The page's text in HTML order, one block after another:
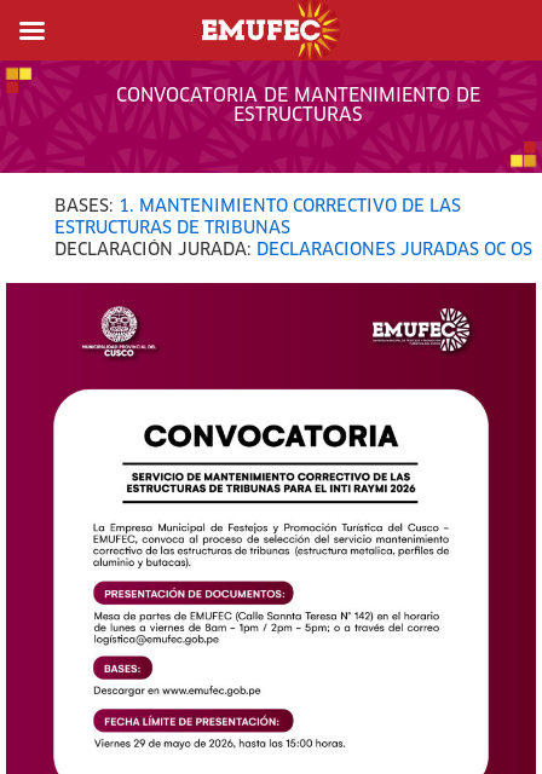
CONVOCATORIA DE MANTENIMIENTO DE
ESTRUCTURAS
BASES: 1. MANTENIMIENTO CORRECTIVO DE LAS
ESTRUCTURAS DE TRIBUNAS
DECLARACIÓN JURADA: DECLARACIONES JURADAS OC OS